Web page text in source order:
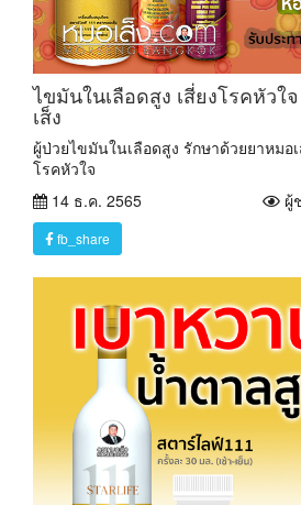
ไขมันในเลือดสูง เสี่ยงโรคหัวใ
เส็ง
ผู้ป่วยไขมันในเลือดสูง รักษาด้วยยาหมอเ
โรคหัวใจ
14 ธ.ค. 2565
ผู้
fb_share